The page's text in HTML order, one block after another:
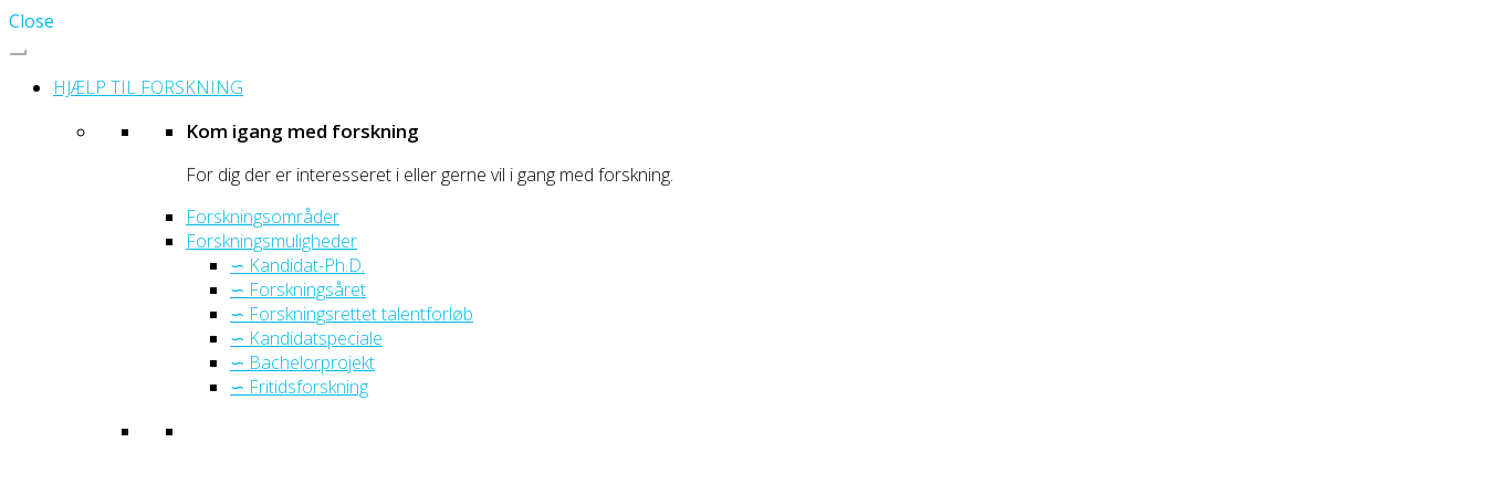
Close
HJÆLP TIL FORSKNING
Kom igang med forskning
For dig der er interesseret i eller gerne vil i gang med forskning.
Forskningsområder
Forskningsmuligheder
∽ Kandidat-Ph.D.
∽ Forskningsåret
∽ Forskningsrettet talentforløb
∽ Kandidatspeciale
∽ Bachelorprojekt
∽ Fritidsforskning